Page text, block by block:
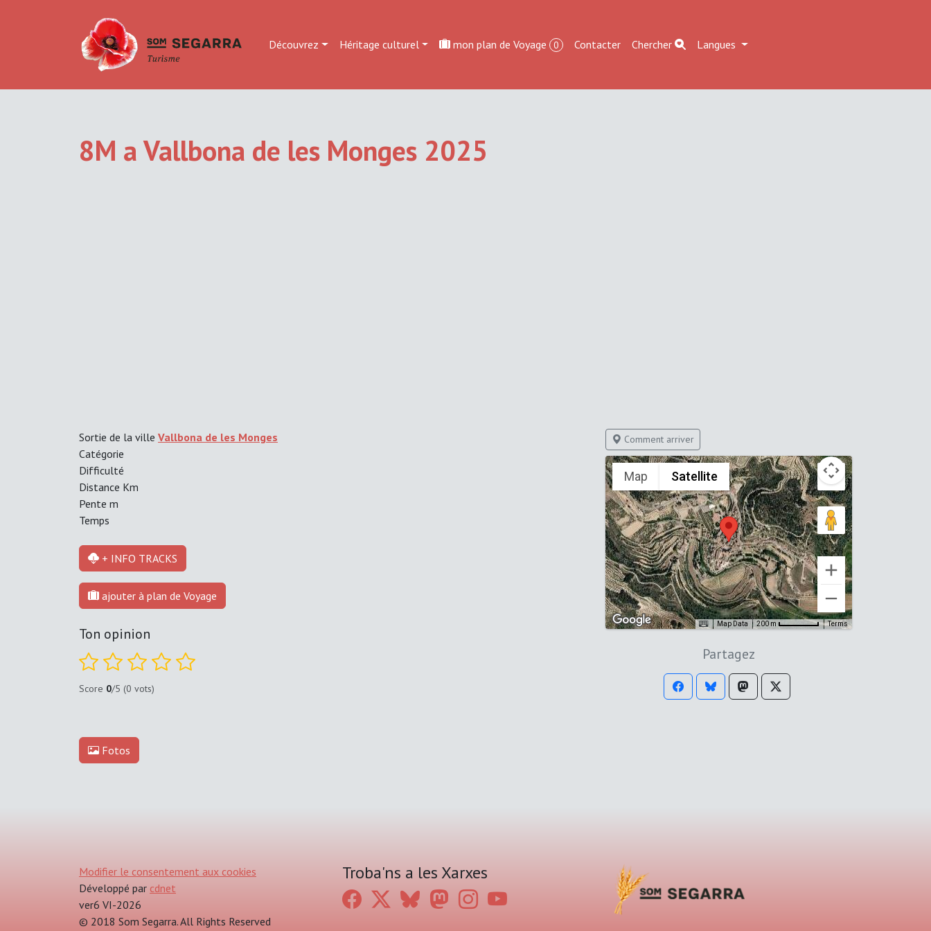
Découvrez Héritage culturel mon plan de Voyage 0 Contacter Chercher Langues
8M a Vallbona de les Monges 2025
Sortie de la ville Vallbona de les Monges
Catégorie
Difficulté
Distance Km
Pente m
Temps
+ INFO TRACKS
ajouter à plan de Voyage
Ton opinion
Score 0/5 (0 vots)
Comment arriver
Map Satellite
Map Data 200 m Terms
Partagez
Fotos
Modifier le consentement aux cookies
Développé par cdnet
ver6 VI-2026
© 2018 Som Segarra. All Rights Reserved
Troba'ns a les Xarxes